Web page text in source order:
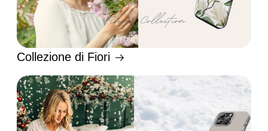
Collezione di Fiori